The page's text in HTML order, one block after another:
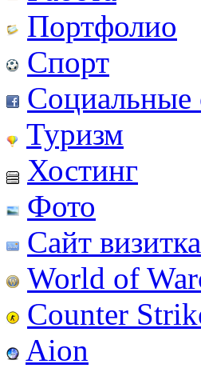
Портфолио
Спорт
Социальные
Туризм
Хостинг
Фото
Сайт визитка
World of
Counter
Aion